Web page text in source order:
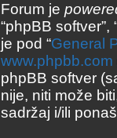
Forum je
“phpBB softver”,
je pod “General
www.phpbb.com
phpBB softver
nije, niti može
sadržaj i/ili